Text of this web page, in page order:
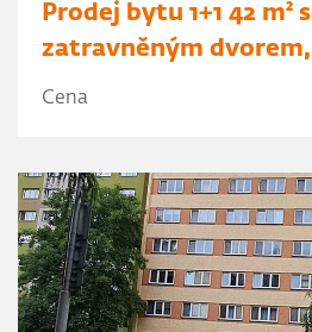
Prodej bytu 1+1 42 m²
zatravněným
Cena